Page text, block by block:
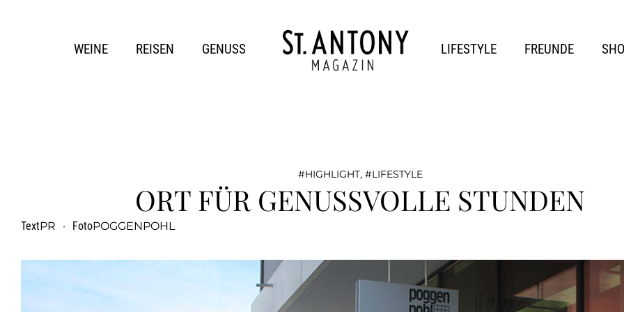
WEINE REISEN GENUSS LIFESTYLE FREUNDE
HIGHLIGHT, LIFESTYLE
ORT FÜR GENUSSVOLLE STUNDEN
TextPR · FotoPOGGENPOHL